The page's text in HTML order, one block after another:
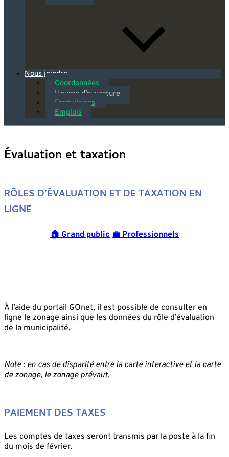
Nous joindre
Coordonnées
Heures d’ouverture
Formulaires
Emplois
Évaluation et taxation
RÔLES D’ÉVALUATION ET DE TAXATION EN
LIGNE
🏠 Grand public 💼 Professionnels
À l’aide du portail GOnet, il est possible de consulter en
ligne le zonage ainsi que les données du rôle d’évaluation
de la municipalité.
Note : en cas de disparité entre la carte interactive et la carte
de zonage, le zonage prévaut.
PAIEMENT DES TAXES
Les comptes de taxes seront transmis par la poste à la fin
du mois de février.